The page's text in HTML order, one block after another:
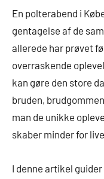
En polterabend i
gentagelse af de
allerede har prøvet
overraskende
kan gøre den store
bruden,
man de unikke
skaber minder for
I denne artikel